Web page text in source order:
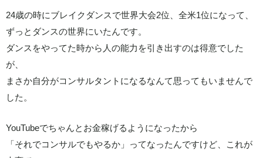
24歳の時にブレイクダンスで世界大会2位、全米1位になって、
ずっとダンスの世界にいたんです。
ダンスをやってた時から人の能力を引き出すのは得意でした
が、
まさか自分がコンサルタントになるなんて思ってもいませんで
した。
YouTubeでちゃんとお金稼げるようになったから
「それでコンサルでもやるか」ってなったんですけど、これが